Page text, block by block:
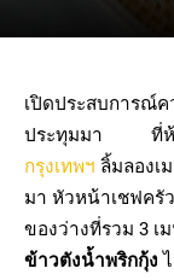
เปิดประสบการณ์ค
ประทุมมา ที่ห้อ
กรุงเทพฯ ลิ้มลองเ
มา หัวหน้าเชฟครั
ของว่างที่รวม 3 เ
ข้าวตังน้ำพริกกุ้ง